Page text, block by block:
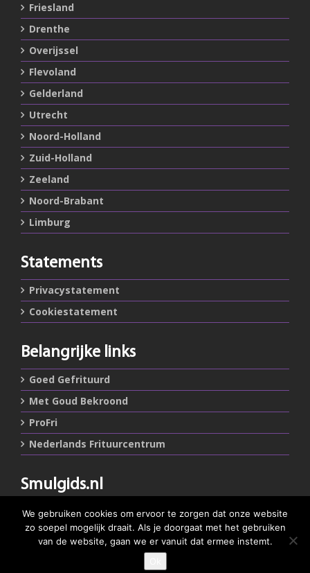
GEEF JE SMULSCORE
Friesland
Drenthe
Overijssel
Flevoland
Gelderland
Utrecht
Noord-Holland
Zuid-Holland
Zeeland
Noord-Brabant
Limburg
Statements
Privacystatement
Cookiestatement
Belangrijke links
Goed Gefrituurd
Met Goud Bekroond
ProFri
Nederlands Frituurcentrum
Smulgids.nl
Nederlands Frituurcentrum
Blaarthemseweg 72
5502 JW Veldhoven
We gebruiken cookies om ervoor te zorgen dat onze website
zo soepel mogelijk draait. Als je doorgaat met het gebruiken
van de website, gaan we er vanuit dat ermee instemt.